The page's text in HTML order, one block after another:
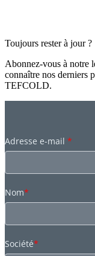
Toujours rester à jour ?
Abonnez-vous à notre
connaître nos derniers
TEFCOLD.
Adresse e-mail *
Nom*
Société*